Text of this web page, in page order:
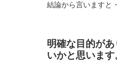
結論から言いますと
明確な目的が
いかと思います